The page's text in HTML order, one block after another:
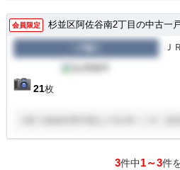
会員限定 杉並区阿佐谷南2丁目の中古一
21枚
Ｊ
3件中1～3件